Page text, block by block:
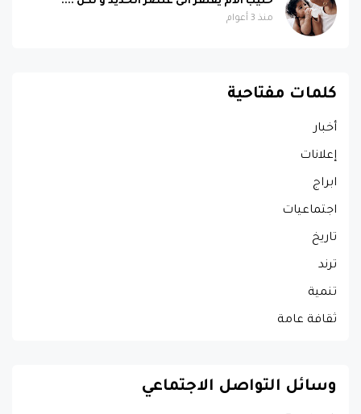
منذ 3 أعوام
كلمات مفتاحية
أخبار
إعلانات
ابراج
اجتماعيات
تاريخ
ترند
تنمية
ثقافة عامة
وسائل التواصل الاجتماعي